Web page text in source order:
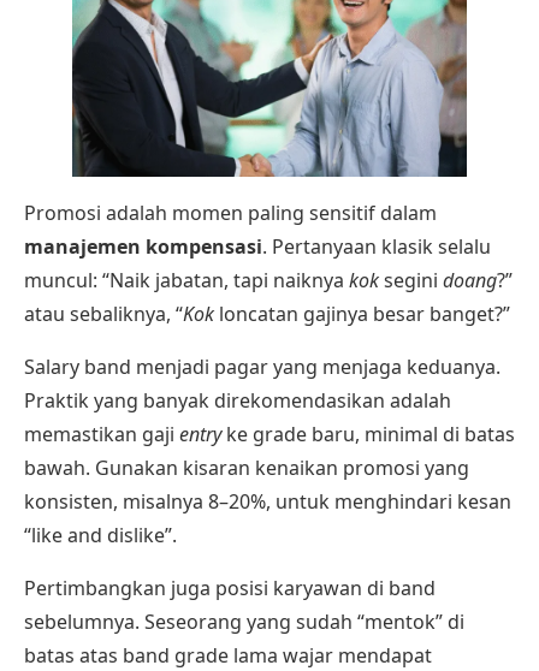
Promosi adalah momen paling sensitif dalam
manajemen kompensasi. Pertanyaan klasik selalu
muncul: “Naik jabatan, tapi naiknya koksegini doang?”
atau sebaliknya, “Kok loncatan gajinya besar banget?”
Salary band menjadi pagar yang menjaga keduanya.
Praktik yang banyak direkomendasikan adalah
memastikan gaji entryke grade baru, minimal di batas
bawah. Gunakan kisaran kenaikan promosi yang
konsisten, misalnya 8–20%, untuk menghindari kesan
“like and dislike”.
Pertimbangkan juga posisi karyawan di band
sebelumnya. Seseorang yang sudah “mentok” di
batas atas band grade lama wajar mendapat